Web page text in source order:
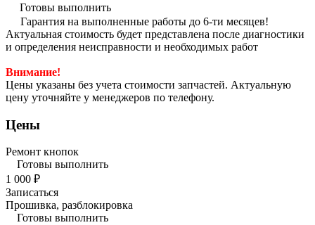
Готовы выполнить
Гарантия на выполненные работы до 6-ти месяцев!
Актуальная стоимость будет представлена после диагностики
и определения неисправности и необходимых работ
Внимание!
Цены указаны без учета стоимости запчастей. Актуальную
цену уточняйте у менеджеров по телефону.
Цены
Ремонт кнопок
Готовы выполнить
1 000 ₽
Записаться
Прошивка, разблокировка
Готовы выполнить